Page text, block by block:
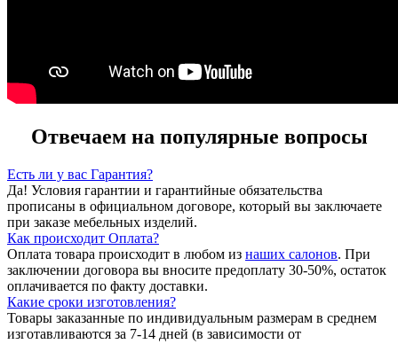
Отвечаем на популярные вопросы
Есть ли у вас Гарантия?
Да! Условия гарантии и гарантийные обязательства
прописаны в официальном договоре, который вы заключаете
при заказе мебельных изделий.
Как происходит Оплата?
Оплата товара происходит в любом из наших салонов. При
заключении договора вы вносите предоплату 30-50%, остаток
оплачивается по факту доставки.
Какие сроки изготовления?
Товары заказанные по индивидуальным размерам в среднем
изготавливаются за 7-14 дней (в зависимости от